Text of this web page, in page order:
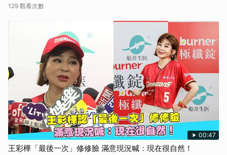
129 觀看次數
00:47
王彩樺「最後一次」修修臉 滿意現況喊：現在很自然！